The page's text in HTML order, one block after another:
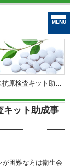
｜松戸市
キット助成事業説明会
キット助成事
困難な方は衛生会